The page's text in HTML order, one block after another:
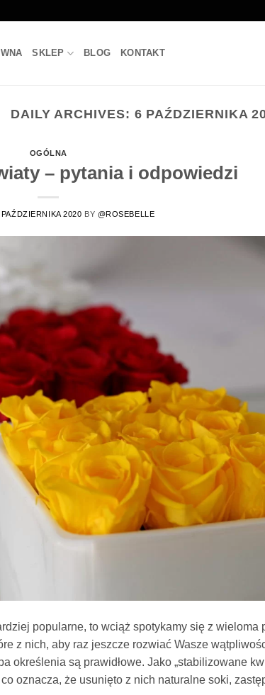
SKLEP BLOG KONTAKT
DAILY ARCHIVES: 6 PAŹDZIERNIKA
OGÓLNA
– pytania i odpowiedzi
PAŹDZIERNIKA 2020 BY @ROSEBELLE
popularne, to wciąż spotykamy się z wieloma
z nich, aby raz jeszcze rozwiać Wasze
określenia są prawidłowe. Jako „stabilizowane
oznacza, że usunięto z nich naturalne soki,